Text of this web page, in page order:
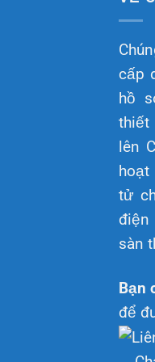
cấp
hồ
thiết
lên
hoạt
tử
sàn
Bạn
để